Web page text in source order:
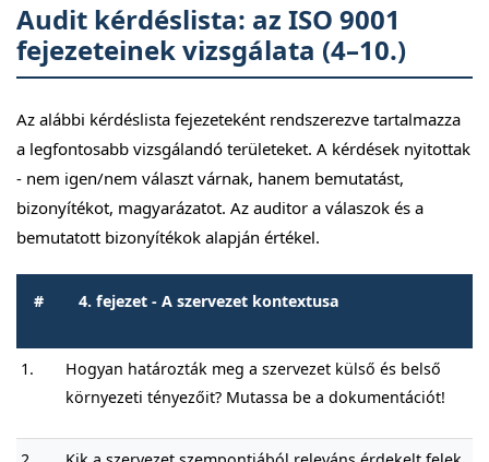
Audit kérdéslista: az ISO 9001
fejezeteinek vizsgálata (4–10.)
Az alábbi kérdéslista fejezeteként rendszerezve tartalmazza
a legfontosabb vizsgálandó területeket. A kérdések nyitottak
- nem igen/nem választ várnak, hanem bemutatást,
bizonyítékot, magyarázatot. Az auditor a válaszok és a
bemutatott bizonyítékok alapján értékel.
# 4. fejezet - A szervezet kontextusa
1.
Hogyan határozták meg a szervezet külső és belső
környezeti tényezőit? Mutassa be a dokumentációt!